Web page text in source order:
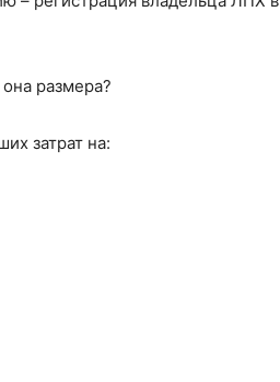
размера?
затрат на: